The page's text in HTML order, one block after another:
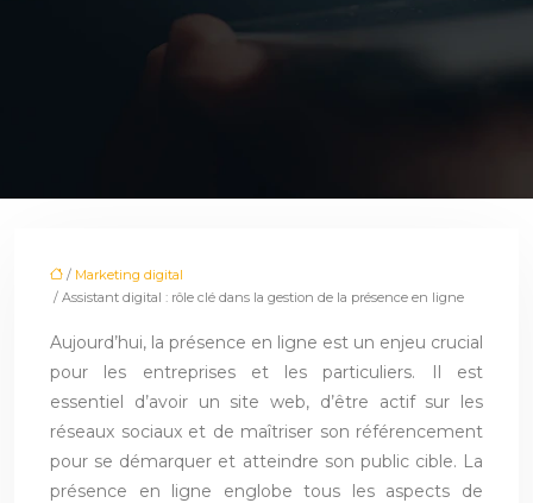
/ Marketing digital
/ Assistant digital : rôle clé dans la gestion de la présence en ligne
Aujourd’hui, la présence en ligne est un enjeu crucial
pour les entreprises et les particuliers. Il est
essentiel d’avoir un site web, d’être actif sur les
réseaux sociaux et de maîtriser son référencement
pour se démarquer et atteindre son public cible. La
présence en ligne englobe tous les aspects de